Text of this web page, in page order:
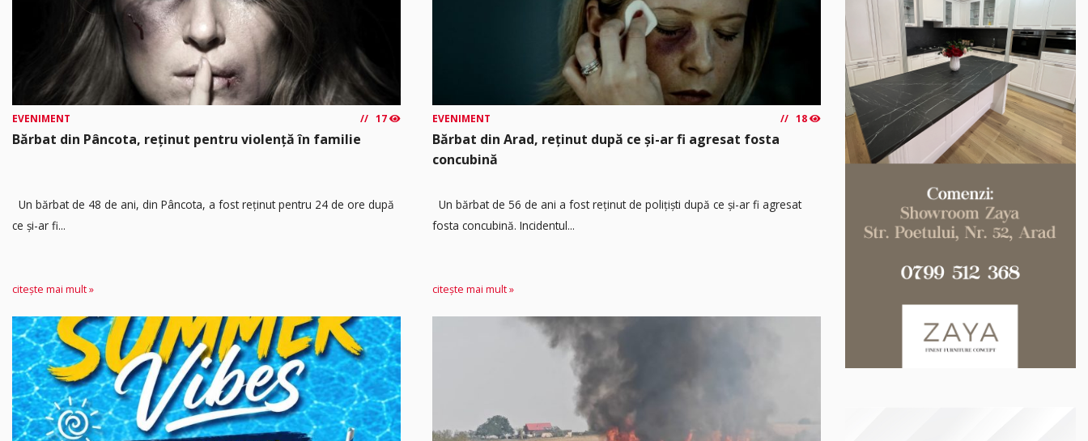
EVENIMENT 17
Bărbat din Pâncota, reținut pentru violență în familie
Un bărbat de 48 de ani, din Pâncota, a fost reținut pentru 24 de ore după
ce și-ar fi...
citește mai mult »
EVENIMENT 18
Bărbat din Arad, reținut după ce și-ar fi agresat fosta
concubină
Un bărbat de 56 de ani a fost reținut de polițiști după ce și-ar fi agresat
fosta concubină. Incidentul...
citește mai mult »